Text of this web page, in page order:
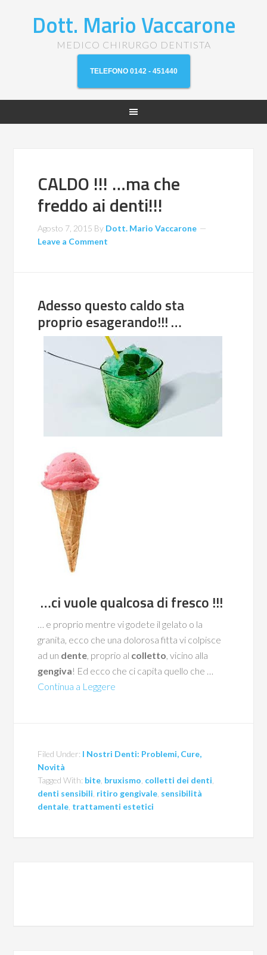
Dott. Mario Vaccarone
MEDICO CHIRURGO DENTISTA
TELEFONO 0142 - 451440
CALDO !!! …ma che
freddo ai denti!!!
Agosto 7, 2015 By Dott. Mario Vaccarone
Leave a Comment
Adesso questo caldo sta
proprio esagerando!!! …
…ci vuole qualcosa di fresco !!!
… e proprio mentre vi godete il gelato o la
granita, ecco che una dolorosa fitta vi colpisce
ad un dente, proprio al colletto, vicino alla
gengiva! Ed ecco che ci capita quello che …
Continua a Leggere
Filed Under: I Nostri Denti: Problemi, Cure,
Novità
Tagged With: bite, bruxismo, colletti dei denti,
denti sensibili, ritiro gengivale, sensibilità
dentale, trattamenti estetici